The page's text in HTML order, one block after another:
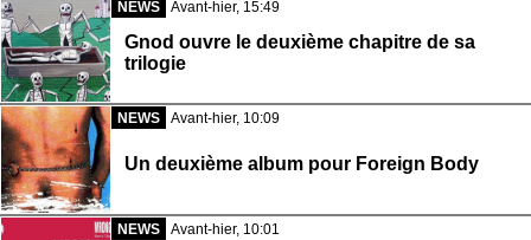
NEWS Avant-hier, 15:49
Gnod ouvre le deuxième chapitre de sa
trilogie
NEWS Avant-hier, 10:09
Un deuxième album pour Foreign Body
NEWS Avant-hier, 10:01